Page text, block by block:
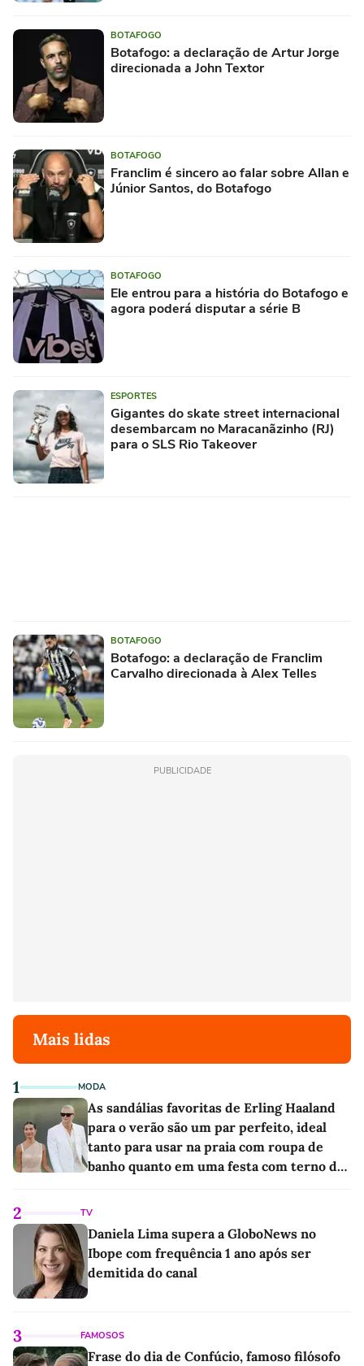
BOTAFOGO
Botafogo: a declaração de Artur Jorge
direcionada a John Textor
BOTAFOGO
Franclim é sincero ao falar sobre Allan e
Júnior Santos, do Botafogo
BOTAFOGO
Ele entrou para a história do Botafogo e
agora poderá disputar a série B
ESPORTES
Gigantes do skate street internacional
desembarcam no Maracanãzinho (RJ)
para o SLS Rio Takeover
BOTAFOGO
Botafogo: a declaração de Franclim
Carvalho direcionada à Alex Telles
PUBLICIDADE
Mais lidas
1 MODA
As sandálias favoritas de Erling Haaland
para o verão são um par perfeito, ideal
tanto para usar na praia com roupa de
banho quanto em uma festa com terno de
2 TV
Daniela Lima supera a GloboNews no
Ibope com frequência 1 ano após ser
demitida do canal
3 FAMOSOS
Frase do dia de Confúcio, famoso filósofo